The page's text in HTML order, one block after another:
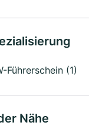
Führerschein (1)
Nähe